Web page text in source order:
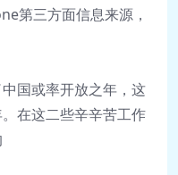
第三方面信息来源，
国或率开放之年，这
在这二些辛辛苦工作